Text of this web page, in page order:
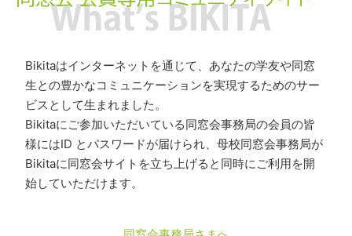
Bikitaはインターネットを通じて、あなたの学友や同窓
生との豊かなコミュニケーションを実現するためのサー
ビスとして生まれました。
Bikitaにご参加いただいている同窓会事務局の会員の皆
様にはID とパスワードが届けられ、母校同窓会事務局が
Bikitaに同窓会サイトを立ち上げると同時にご利用を開
始していただけます。